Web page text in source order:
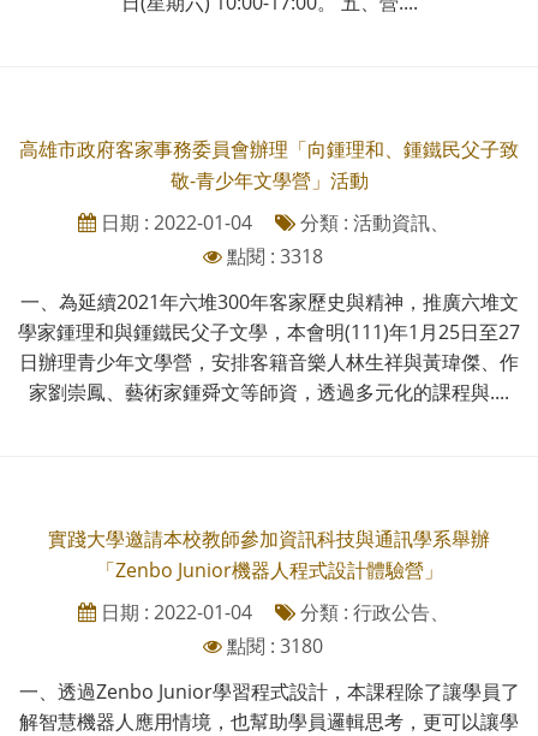
高雄市政府客家事務委員會辦理「向鍾理和、鍾鐵民父子致
敬-青少年文學營」活動
日期 : 2022-01-04
分類 : 活動資訊、
點閱 : 3318
一、為延續2021年六堆300年客家歷史與精神，推廣六堆文
學家鍾理和與鍾鐵民父子文學，本會明(111)年1月25日至27
日辦理青少年文學營，安排客籍音樂人林生祥與黃瑋傑、作
家劉崇鳳、藝術家鍾舜文等師資，透過多元化的課程與....
實踐大學邀請本校教師參加資訊科技與通訊學系舉辦
「Zenbo Junior機器人程式設計體驗營」
日期 : 2022-01-04
分類 : 行政公告、
點閱 : 3180
一、透過Zenbo Junior學習程式設計，本課程除了讓學員了
解智慧機器人應用情境，也幫助學員邏輯思考，更可以讓學